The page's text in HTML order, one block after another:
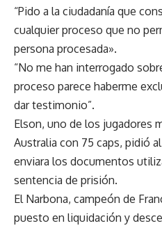
“Pido a la ciudadanía que
cualquier proceso que no
persona procesada».
“No me han interrogado
proceso parece haberme
dar testimonio”.
Elson, uno de los jugadores
Australia con 75 caps, pidió
enviara los documentos
sentencia de prisión.
El Narbona, campeón de
puesto en liquidación y